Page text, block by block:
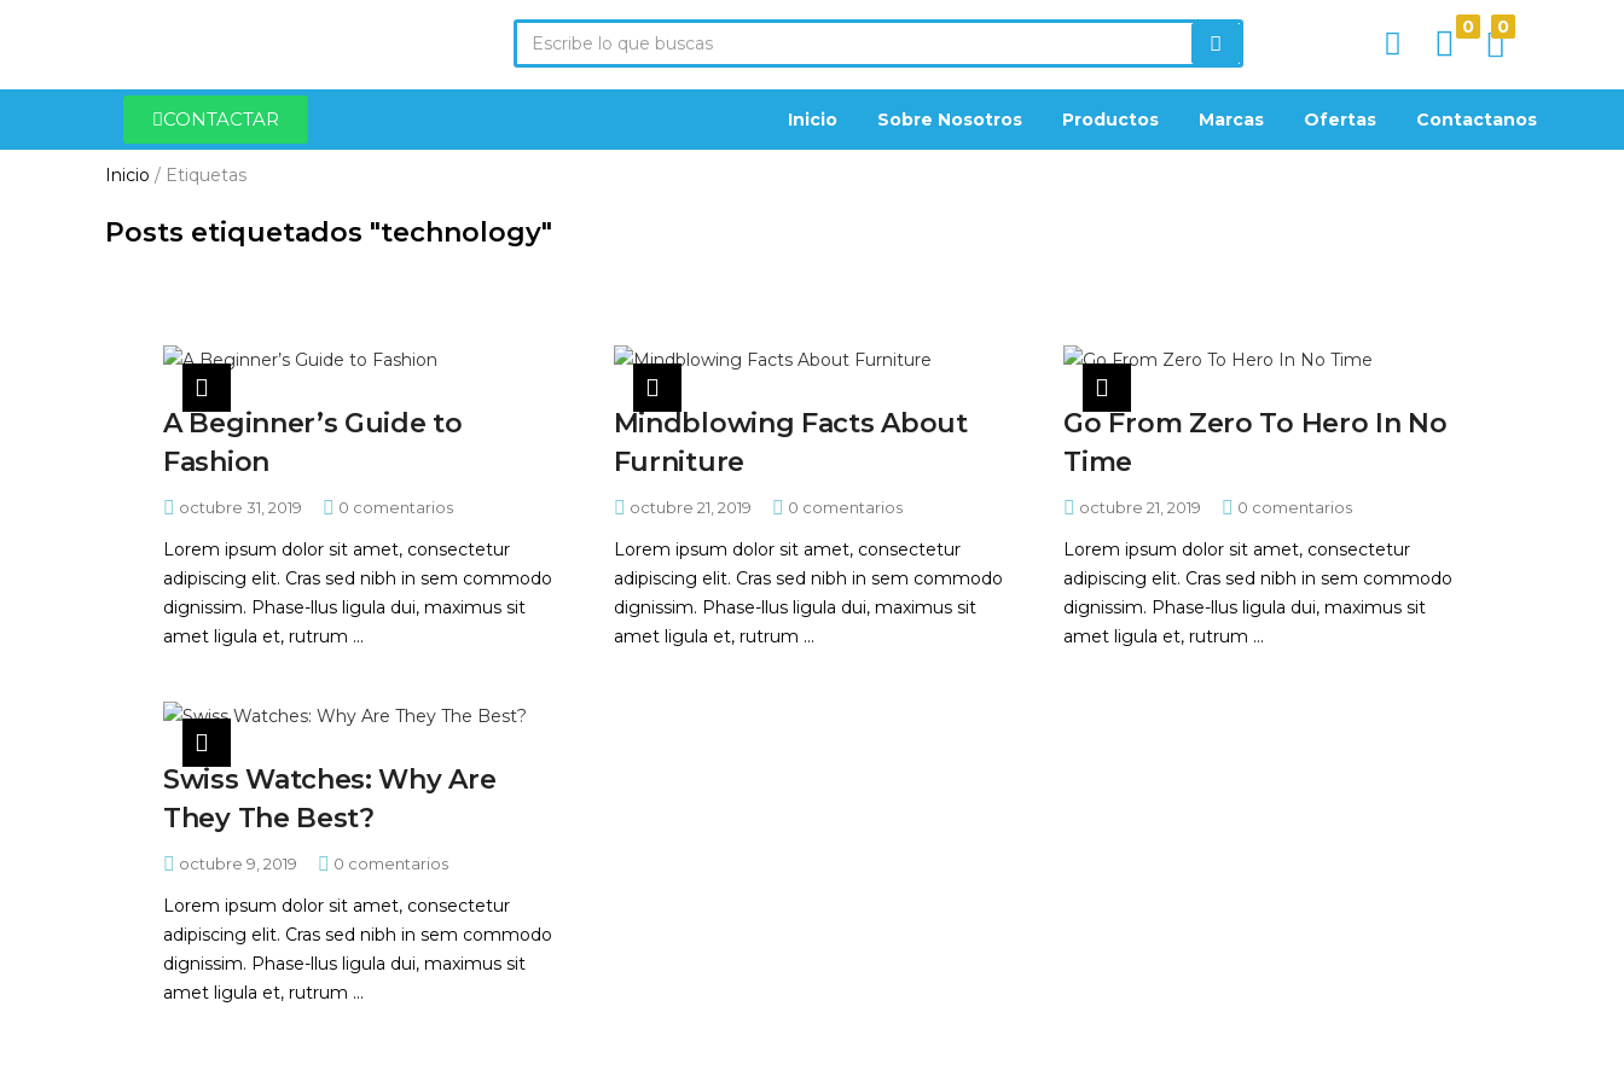
0 0
CONTACTAR Inicio Sobre Nosotros Productos Marcas Ofertas Contactanos
Inicio / Etiquetas
Posts etiquetados "technology"
A Beginner’s Guide to
Fashion
octubre 31, 2019 0 comentarios
Lorem ipsum dolor sit amet, consectetur
adipiscing elit. Cras sed nibh in sem commodo
dignissim. Phase-llus ligula dui, maximus sit
amet ligula et, rutrum ...
Mindblowing Facts About
Furniture
octubre 21, 2019 0 comentarios
Lorem ipsum dolor sit amet, consectetur
adipiscing elit. Cras sed nibh in sem commodo
dignissim. Phase-llus ligula dui, maximus sit
amet ligula et, rutrum ...
Go From Zero To Hero In No
Time
octubre 21, 2019 0 comentarios
Lorem ipsum dolor sit amet, consectetur
adipiscing elit. Cras sed nibh in sem commodo
dignissim. Phase-llus ligula dui, maximus sit
amet ligula et, rutrum ...
Swiss Watches: Why Are
They The Best?
octubre 9, 2019 0 comentarios
Lorem ipsum dolor sit amet, consectetur
adipiscing elit. Cras sed nibh in sem commodo
dignissim. Phase-llus ligula dui, maximus sit
amet ligula et, rutrum ...